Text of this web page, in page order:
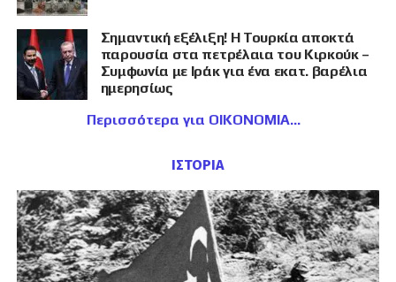
Σημαντική εξέλιξη! Η Τουρκία αποκτά
παρουσία στα πετρέλαια του Κιρκούκ –
Συμφωνία με Ιράκ για ένα εκατ. βαρέλια
ημερησίως
Περισσότερα για ΟΙΚΟΝΟΜΙΑ
ΙΣΤΟΡΙΑ